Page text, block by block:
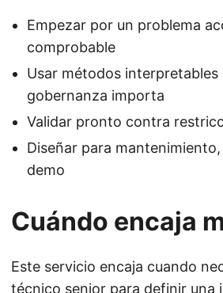
Empezar por un problema
comprobable
Usar métodos interpretables
gobernanza importa
Validar pronto contra
Diseñar para
demo
Cuándo encaja
Este servicio encaja cuando
técnico senior para definir una